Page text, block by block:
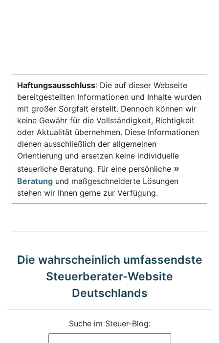
Haftungsausschluss: Die auf dieser Webseite
bereitgestellten Informationen und Inhalte wurden
mit großer Sorgfalt erstellt. Dennoch können wir
keine Gewähr für die Vollständigkeit, Richtigkeit
oder Aktualität übernehmen. Diese Informationen
dienen ausschließlich der allgemeinen
Orientierung und ersetzen keine individuelle
steuerliche Beratung. Für eine persönliche
Beratung und maßgeschneiderte Lösungen
stehen wir Ihnen gerne zur Verfügung.
Die wahrscheinlich umfassendste
Steuerberater-Website
Deutschlands
Suche im Steuer-Blog: